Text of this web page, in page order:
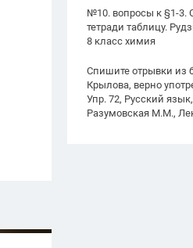
№10. вопросы к §1-3.
тетради таблицу.
8 класс химия
Спишите отрывки из
Крылова, верно
Упр. 72, Русский
Разумовская М.М.,